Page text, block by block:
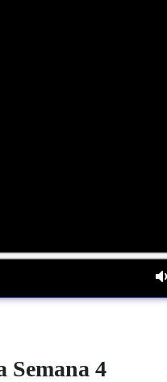
Semana 4